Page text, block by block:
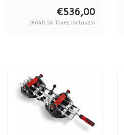
€536,00
(€648,56 Taxes incluses)